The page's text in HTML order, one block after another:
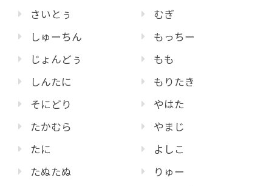
さいとぅ
しゅーちん
じょんどぅ
しんたに
そにどり
たかむら
たに
たぬたぬ
むぎ
もっちー
もも
もりたき
やはた
やまじ
よしこ
りゅー